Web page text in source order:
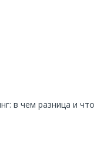
в чем разница и что